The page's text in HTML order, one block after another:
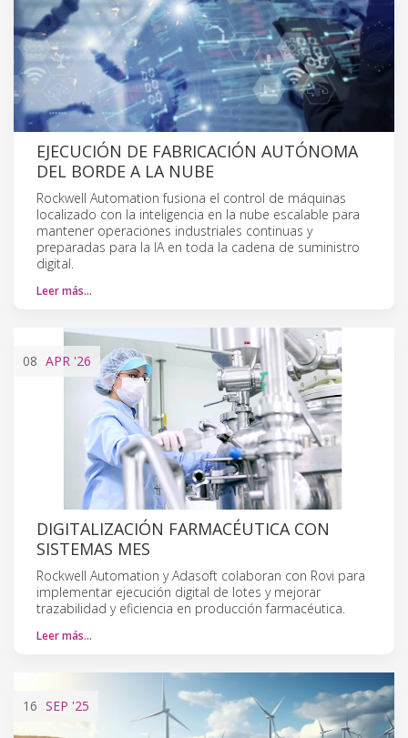
EJECUCIÓN DE FABRICACIÓN AUTÓNOMA
DEL BORDE A LA NUBE
Rockwell Automation fusiona el control de máquinas
localizado con la inteligencia en la nube escalable para
mantener operaciones industriales continuas y
preparadas para la IA en toda la cadena de suministro
digital.
Leer más…
08 APR '26
DIGITALIZACIÓN FARMACÉUTICA CON
SISTEMAS MES
Rockwell Automation y Adasoft colaboran con Rovi para
implementar ejecución digital de lotes y mejorar
trazabilidad y eficiencia en producción farmacéutica.
Leer más…
16 SEP '25